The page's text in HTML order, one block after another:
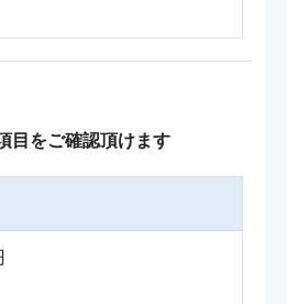
目をご確認頂けます